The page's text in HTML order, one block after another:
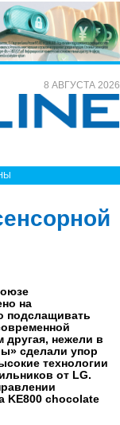
8 АВГУСТА 2026
на
подслащивать
нежели в
сделали упор
технологии
от LG.
KE800 chocolate